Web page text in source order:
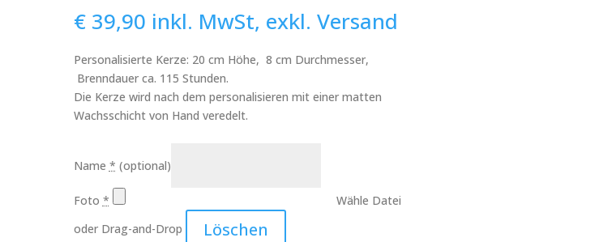
€39,90 inkl. MwSt, exkl. Versand
Personalisierte Kerze: 20 cm Höhe, 8 cm Durchmesser,
Brenndauer ca. 115 Stunden.
Die Kerze wird nach dem personalisieren mit einer matten
Wachsschicht von Hand veredelt.
Name * (optional)
Foto *
Wähle Datei
oder Drag-and-Drop
Löschen